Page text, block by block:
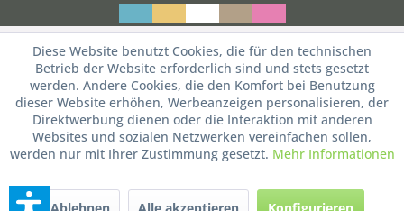
Diese Website benutzt Cookies, die für den technischen
Betrieb der Website erforderlich sind und stets gesetzt
werden. Andere Cookies, die den Komfort bei Benutzung
dieser Website erhöhen, Werbeanzeigen personalisieren, der
Direktwerbung dienen oder die Interaktion mit anderen
Websites und sozialen Netzwerken vereinfachen sollen,
werden nur mit Ihrer Zustimmung gesetzt. Mehr Informationen